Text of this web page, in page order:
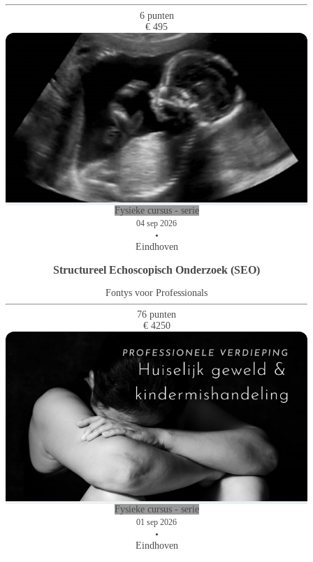
6 punten
€ 495
Fysieke cursus - serie
04 sep 2026
•
Eindhoven
Structureel Echoscopisch Onderzoek (SEO)
Fontys voor Professionals
76 punten
€ 4250
Fysieke cursus - serie
01 sep 2026
•
Eindhoven